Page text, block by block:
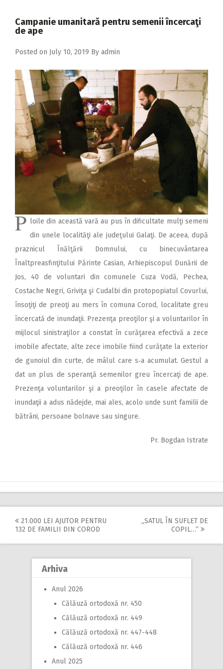
2017
2014
2013
2012
2011
2010
2009
Campanie umanitară pentru semenii încercaţi
de ape
Posted on July 10, 2019 By admin
P loile din această vară au pus în dificultate mulţi semeni
din unele localităţi ale judeţului Galaţi. De aceea, după
praznicul Înălţării Domnului, cu binecuvântarea
Înaltpreasfinţitului Părinte Casian, Arhiepiscopul Dunării de
Jos, 40 de voluntari din comunele Cuza Vodă, Pechea,
Costache Negri, Griviţa şi Cudalbi din protopopiatul Covurlui,
însoţiţi de preoţi au mers în comuna Corod, localitate greu
încercată de inundaţii. Prezenţa preoţilor şi a voluntarilor în
mijlocul sinistraţilor a constat în curăţarea efectivă a zece
imobile afectate, alte zece imobile fiind curăţate la exterior
de gunoiul din curte, de mâlul care s‑a acumulat. Gestul a
dat un plus de speranţă semenilor greu încercaţi de ape.
Prezenţa voluntarilor şi a preoţilor în casele afectate de
inundaţii a adus nădejde, mai ales, acolo unde sunt familii de
bătrâni, persoane bolnave sau singure.
Pr. Bogdan Istrate
Post
navigation
21.000 LEI AJUTOR PENTRU
132 DE FAMILII DIN COROD
„SATUL ÎN SUFLET DE
COPIL…“
Arhiva
Anul 2026
Călăuză ortodoxă nr. 450
Călăuză ortodoxă nr. 449
Călăuză ortodoxă nr. 447-448
Călăuză ortodoxă nr. 446
Anul 2025